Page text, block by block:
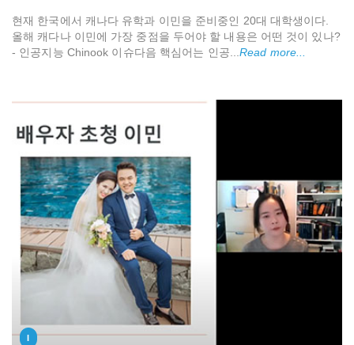
현재 한국에서 캐나다 유학과 이민을 준비중인 20대 대학생이다.
올해 캐다나 이민에 가장 중점을 두어야 할 내용은 어떤 것이 있나?
- 인공지능 Chinook 이슈다음 핵심어는 인공... Read more...
I